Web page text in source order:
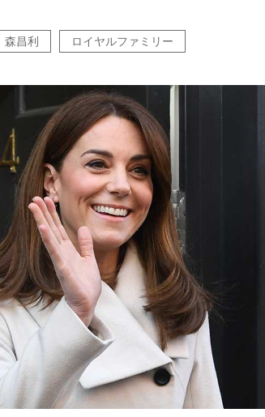
森昌利 ロイヤルファミリー